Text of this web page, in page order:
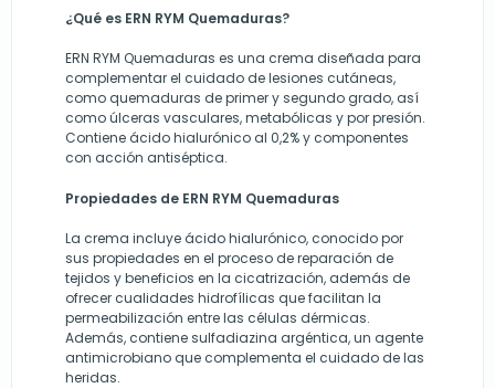
¿Qué es ERN RYM Quemaduras?
ERN RYM Quemaduras es una crema diseñada para
complementar el cuidado de lesiones cutáneas,
como quemaduras de primer y segundo grado, así
como úlceras vasculares, metabólicas y por presión.
Contiene ácido hialurónico al 0,2% y componentes
con acción antiséptica.
Propiedades de ERN RYM Quemaduras
La crema incluye ácido hialurónico, conocido por
sus propiedades en el proceso de reparación de
tejidos y beneficios en la cicatrización, además de
ofrecer cualidades hidrofílicas que facilitan la
permeabilización entre las células dérmicas.
Además, contiene sulfadiazina argéntica, un agente
antimicrobiano que complementa el cuidado de las
heridas.